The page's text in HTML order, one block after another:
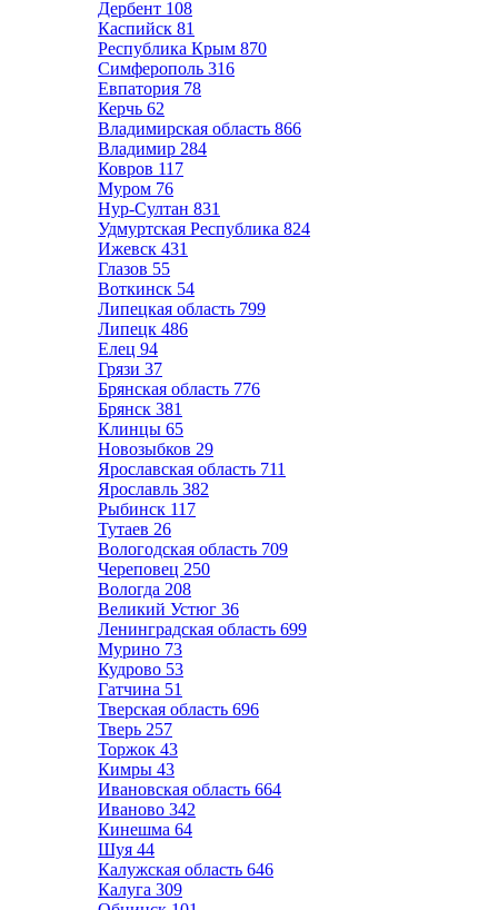
Дербент 108
Каспийск 81
Республика Крым 870
Симферополь 316
Евпатория 78
Керчь 62
Владимирская область 866
Владимир 284
Ковров 117
Муром 76
Нур-Султан 831
Удмуртская Республика 824
Ижевск 431
Глазов 55
Воткинск 54
Липецкая область 799
Липецк 486
Елец 94
Грязи 37
Брянская область 776
Брянск 381
Клинцы 65
Новозыбков 29
Ярославская область 711
Ярославль 382
Рыбинск 117
Тутаев 26
Вологодская область 709
Череповец 250
Вологда 208
Великий Устюг 36
Ленинградская область 699
Мурино 73
Кудрово 53
Гатчина 51
Тверская область 696
Тверь 257
Торжок 43
Кимры 43
Ивановская область 664
Иваново 342
Кинешма 64
Шуя 44
Калужская область 646
Калуга 309